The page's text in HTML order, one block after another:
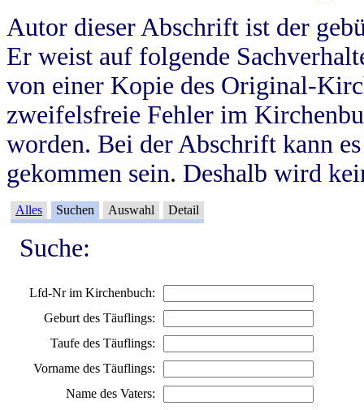
Autor dieser Abschrift ist der
Er weist auf folgende
von einer Kopie des Original-
zweifelsfreie Fehler im
worden. Bei der Abschrift kann
gekommen sein. Deshalb wird
Alles Suchen Auswahl Detail
Suche:
Lfd-Nr im Kirchenbuch:
Geburt des Täuflings:
Taufe des Täuflings:
Vorname des Täuflings:
Name des Vaters: